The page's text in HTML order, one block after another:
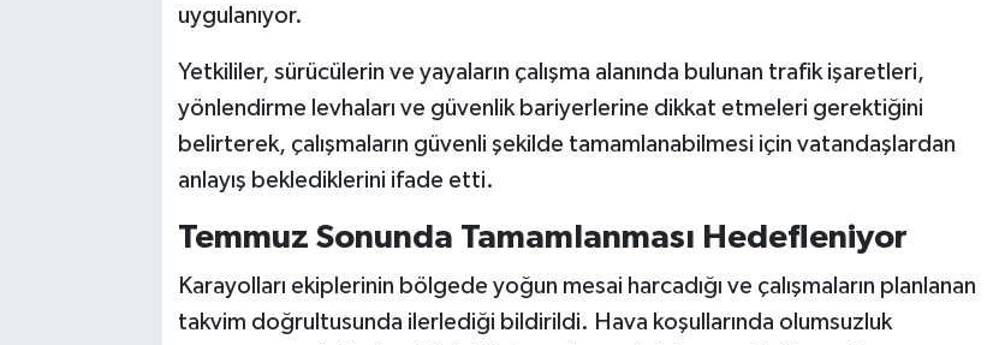
uygulanıyor.
Yetkililer, sürücülerin ve yayaların çalışma alanında bulunan trafik işaretleri,
yönlendirme levhaları ve güvenlik bariyerlerine dikkat etmeleri gerektiğini
belirterek, çalışmaların güvenli şekilde tamamlanabilmesi için vatandaşlardan
anlayış beklediklerini ifade etti.
Temmuz Sonunda Tamamlanması Hedefleniyor
Karayolları ekiplerinin bölgede yoğun mesai harcadığı ve çalışmaların planlanan
takvim doğrultusunda ilerlediği bildirildi. Hava koşullarında olumsuzluk